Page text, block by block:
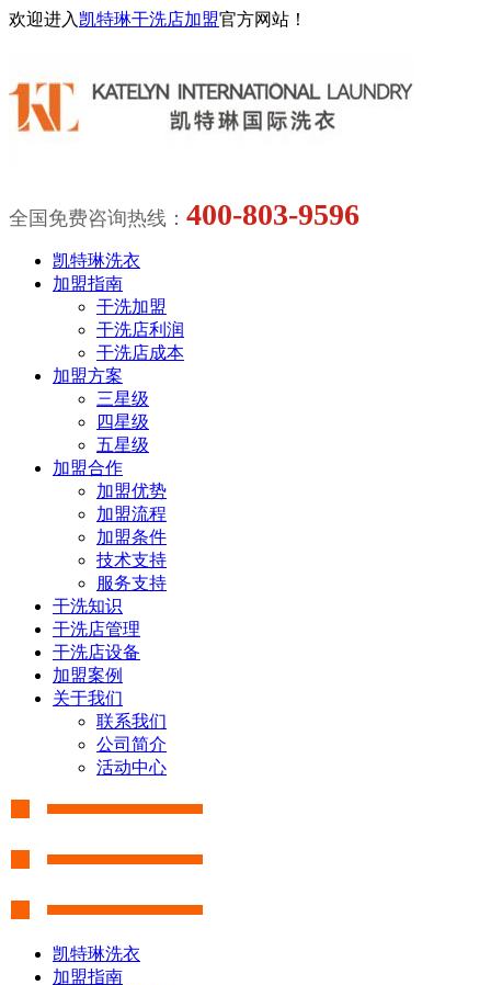
欢迎进入凯特琳干洗店加盟官方网站！
全国免费咨询热线： 400-803-9596
凯特琳洗衣
加盟指南
干洗加盟
干洗店利润
干洗店成本
加盟方案
三星级
四星级
五星级
加盟合作
加盟优势
加盟流程
加盟条件
技术支持
服务支持
干洗知识
干洗店管理
干洗店设备
加盟案例
关于我们
联系我们
公司简介
活动中心
凯特琳洗衣
加盟指南